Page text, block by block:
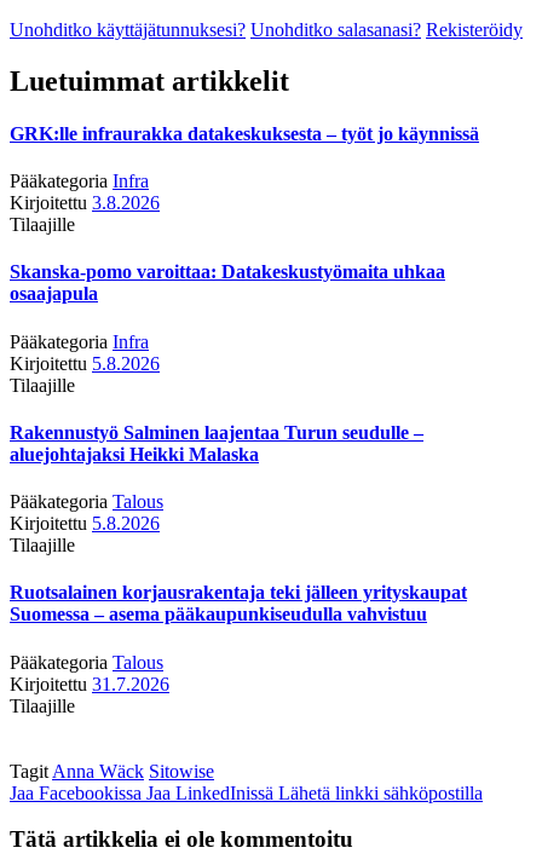
Unohditko käyttäjätunnuksesi? Unohditko salasanasi? Rekisteröidy
Luetuimmat artikkelit
GRK:lle infraurakka datakeskuksesta – työt jo käynnissä
Pääkategoria Infra
Kirjoitettu 3.8.2026
Tilaajille
Skanska-pomo varoittaa: Datakeskustyömaita uhkaa
osaajapula
Pääkategoria Infra
Kirjoitettu 5.8.2026
Tilaajille
Rakennustyö Salminen laajentaa Turun seudulle –
aluejohtajaksi Heikki Malaska
Pääkategoria Talous
Kirjoitettu 5.8.2026
Tilaajille
Ruotsalainen korjausrakentaja teki jälleen yrityskaupat
Suomessa – asema pääkaupunkiseudulla vahvistuu
Pääkategoria Talous
Kirjoitettu 31.7.2026
Tilaajille
Tagit Anna Wäck Sitowise
Jaa Facebookissa Jaa LinkedInissä Lähetä linkki sähköpostilla
Tätä artikkelia ei ole kommentoitu